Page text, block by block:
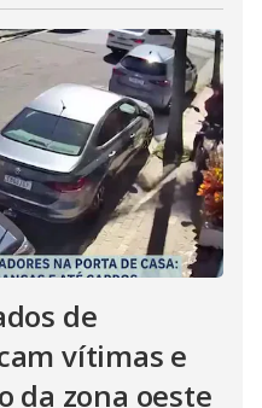
de
vítimas e
da zona oeste